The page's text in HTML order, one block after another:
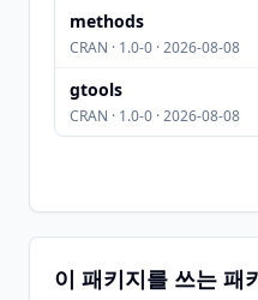
methods
CRAN · 1.0-0 · 2026-08-08
gtools
CRAN · 1.0-0 · 2026-08-08
이 패키지를 쓰는 패